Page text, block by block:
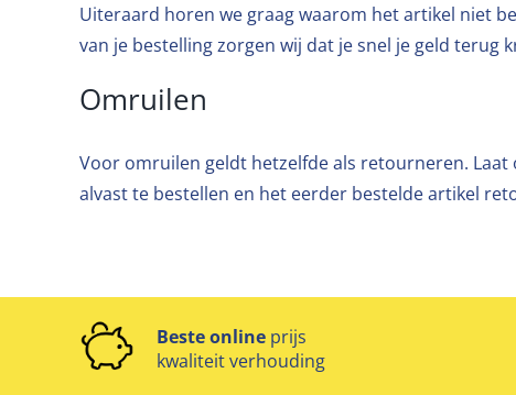
Uiteraard horen we graag waarom het artikel niet
van je bestelling zorgen wij dat je snel je geld terug
Omruilen
Voor omruilen geldt hetzelfde als retourneren.
alvast te bestellen en het eerder bestelde artikel
Beste online prijs
kwaliteit verhouding